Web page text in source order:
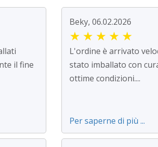
il fine
Beky, 06.02.2026
★ ★ ★ ★ ★
L'ordine è arrivato
stato imballato con
ottime condizioni....
Per saperne di più ...